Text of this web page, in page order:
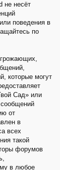
не несёт
поведения в
по
которые могут
Сад» или
от
в
всех
такой
форумов
в любое